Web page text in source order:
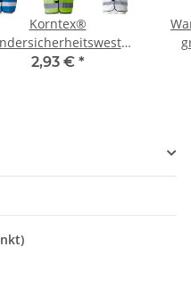
Korntex®
sky blau
2,93 € *